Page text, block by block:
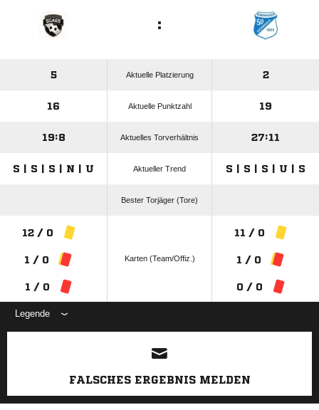
:
5 Aktuelle Platzierung 2
16 Aktuelle Punktzahl 19
19:8 Aktuelles Torverhältnis 27:11
S | S | S | N | U Aktueller Trend S | S | S | U | S
Bester Torjäger (Tore)
12 / 0
1 / 0
1 / 0
Karten (Team/Offiz.)
11 / 0
1 / 0
0 / 0
Legende
ANZEIGE
FALSCHES ERGEBNIS MELDEN